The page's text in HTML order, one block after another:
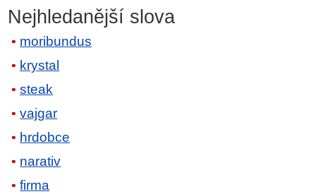
Nejhledanější slova
moribundus
krystal
steak
vajgar
hrdobce
narativ
firma